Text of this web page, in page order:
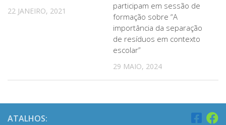
22 JANEIRO, 2021
participam em sessão de
formação sobre “A
importância da separação
de resíduos em contexto
escolar”
29 MAIO, 2024
ATALHOS: